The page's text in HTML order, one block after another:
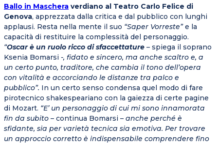
Ballo in Maschera verdiano al Teatro Carlo Felice di
Genova, apprezzata dalla critica e dal pubblico con lunghi
applausi. Resta nella mente il suo “Saper Vorreste”e la
capacità di restituire la complessità del personaggio.
“Oscar è un ruolo ricco di sfaccettature – spiega il soprano
Ksenia Bomarsi -, fidato e sincero, ma anche scaltro e, a
un certo punto, traditore, che cambia il tono dell’opera
con vitalità e accorciando le distanze tra palco e
pubblico”. In un certo senso condensa quel modo di fare
pirotecnico shakespeariano con la gaiezza di certe pagine
di Mozart. “E’ un personaggio di cui mi sono innamorata
fin da subito – continua Bomarsi – anche perché è
sfidante, sia per varietà tecnica sia emotiva. Per trovare
un approccio corretto è indispensabile comprendere fino